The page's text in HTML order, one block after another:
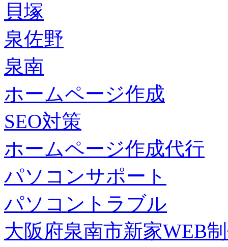
貝塚
泉佐野
泉南
ホームページ作成
SEO対策
ホームページ作成代行
パソコンサポート
パソコントラブル
大阪府泉南市新家WEB